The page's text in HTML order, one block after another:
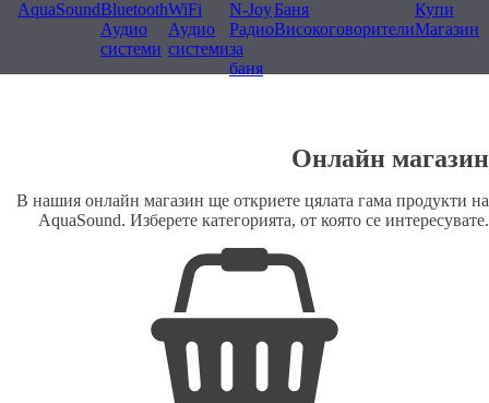
AquaSoundBluetooth
Аудио
системи
WiFi
Аудио
системи
N-Joy
Радио
за
баня
Баня
Високоговорители
Купи
Магазин
Онлайн магазин
В нашия онлайн магазин ще откриете цялата гама продукти на
AquaSound. Изберете категорията, от която се интересувате.